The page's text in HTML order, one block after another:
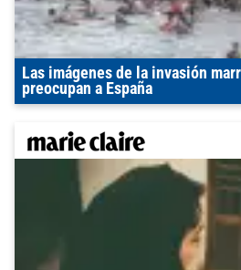
Las imágenes de la invasión
preocupan a España